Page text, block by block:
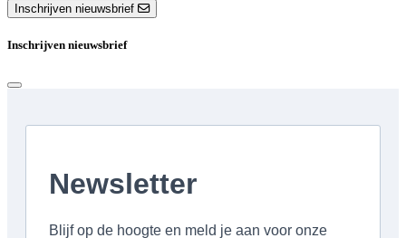
Inschrijven nieuwsbrief
Inschrijven nieuwsbrief